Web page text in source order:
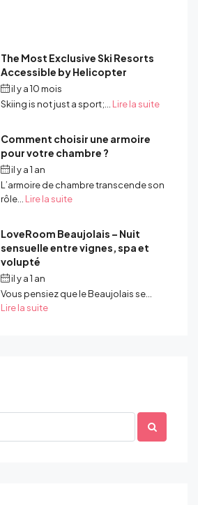
The Most Exclusive Ski Resorts
Accessible by Helicopter
il y a 10 mois
Skiing is not just a sport;... Lire la suite
Comment choisir une armoire
pour votre chambre ?
il y a 1 an
L’armoire de chambre transcende son
rôle... Lire la suite
LoveRoom Beaujolais – Nuit
sensuelle entre vignes, spa et
volupté
il y a 1 an
Vous pensiez que le Beaujolais se...
Lire la suite